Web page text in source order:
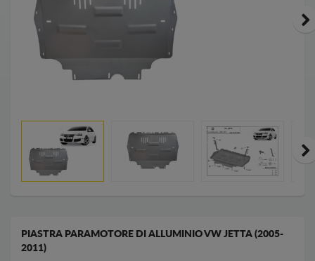
PIASTRA PARAMOTORE DI ALLUMINIO VW JETTA (2005-
2011)